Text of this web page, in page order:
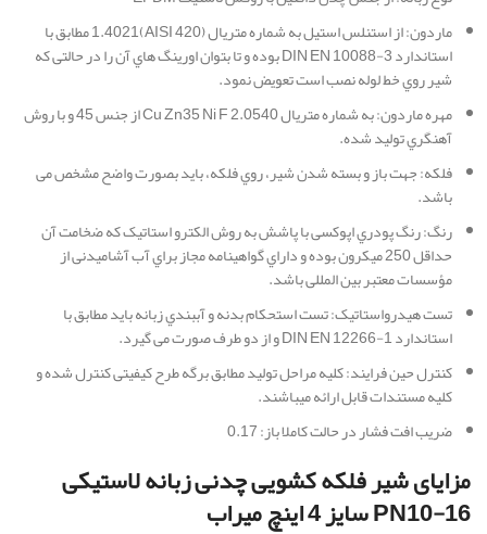
ماردون: از استنلس استیل به شماره متریال (AISI 420)1.4021 مطابق با
استاندارد DIN EN 10088-3 بوده و تا بتوان اورینگ هاي آن را در حالتی که
شیر روي خط لوله نصب است تعویض نمود.
مهره ماردون: به شماره متریال 2.0540 Cu Zn35 Ni F از جنس 45 و با روش
آهنگري تولید شده.
فلکه: جهت باز و بسته شدن شیر، روي فلکه، باید بصورت واضح مشخص می
باشد.
رنگ: رنگ پودري اپوکسی با پاشش به روش الکترو استاتیک که ضخامت آن
حداقل 250 میکرون بوده و داراي گواهینامه مجاز براي آب آشامیدنی از
مؤسسات معتبر بین المللی باشد.
تست هیدرواستاتیک: تست استحکام بدنه و آببندي زبانه باید مطابق با
استاندارد DIN EN 12266-1 و از دو طرف صورت می گیرد.
کنترل حین فرایند: کلیه مراحل تولید مطابق برگه طرح کیفیتی کنترل شده و
کلیه مستندات قابل ارائه میباشند.
ضریب افت فشار در حالت کاملا باز: 0.17
مزایای شیر فلکه کشویی چدنی زبانه لاستیکی
PN10-16 سایز 4 اینچ میراب